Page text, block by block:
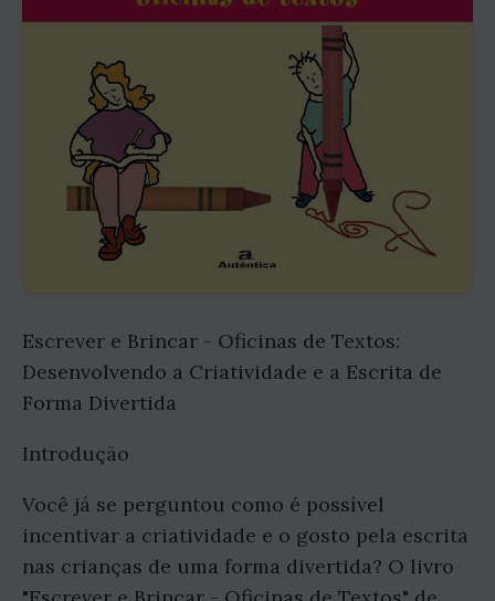
Escrever e Brincar - Oficinas de Textos:
Desenvolvendo a Criatividade e a Escrita de
Forma Divertida
Introdução
Você já se perguntou como é possível
incentivar a criatividade e o gosto pela escrita
nas crianças de uma forma divertida? O livro